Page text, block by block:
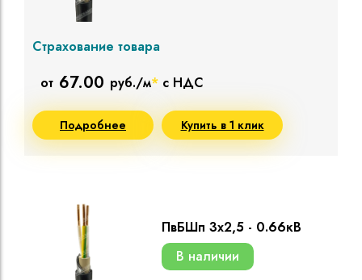
Страхование товара
от 67.00 руб./м* с НДС
Подробнее Купить в 1 клик
ПвБШп 3х2,5 - 0.66кВ
В наличии